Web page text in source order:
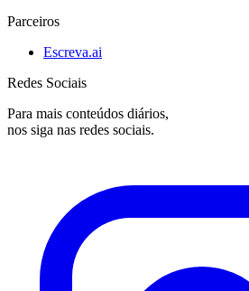
Parceiros
Escreva.ai
Redes Sociais
Para mais conteúdos diários,
nos siga nas redes sociais.